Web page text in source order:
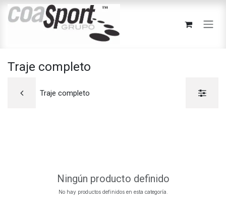
Ir al contenido
Traje completo
Traje completo
Ningún producto definido
No hay productos definidos en esta categoría.